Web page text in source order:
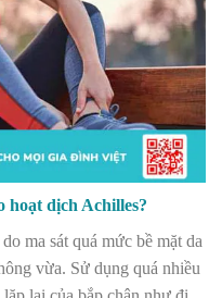
hoạt dịch Achilles?
ma sát quá mức bề mặt da
vừa. Sử dụng quá nhiều